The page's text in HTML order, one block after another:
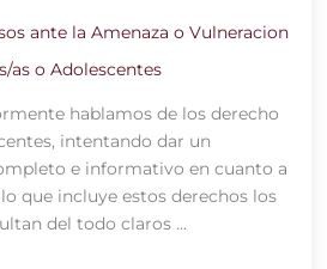
ante la Amenaza o Vulneracion
as o Adolescentes
hablamos de los derecho
intentando dar un
e informativo en cuanto a
que incluye estos derechos los
del todo claros ...